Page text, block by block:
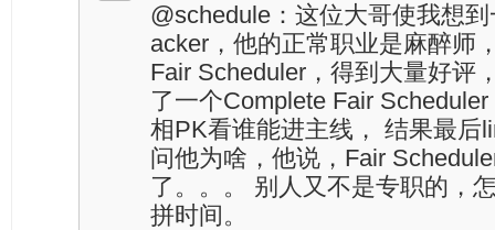
@schedule：这位大哥使我想
acker，他的正常职业是麻醉师
Fair Scheduler，得到大量好评
了一个Complete Fair
相PK看谁能进主线， 结果最后
问他为啥，他说，Fair
了。。。 别人又不是专职的，
拼时间。